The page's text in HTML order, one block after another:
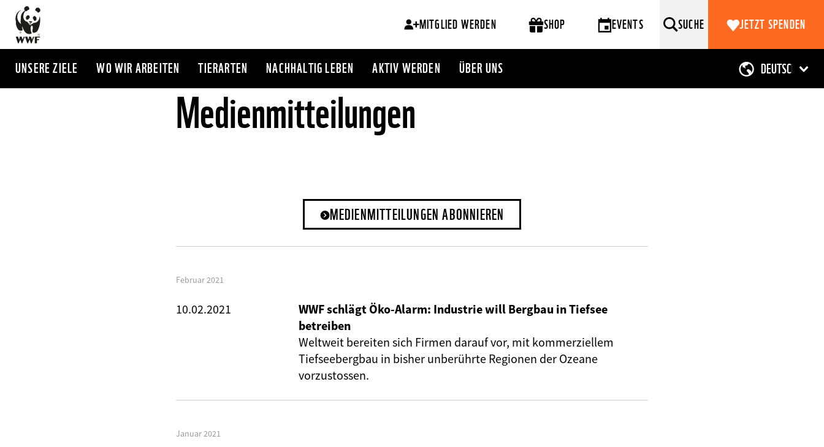
Direkt
zum
Inhalt
MITGLIED WERDEN SHOP EVENTS SUCHE JETZT SPENDEN
UNSERE ZIELE WO WIR ARBEITEN TIERARTEN NACHHALTIG LEBEN AKTIV WERDEN ÜBER UNS
Medienmitteilungen
MEDIENMITTEILUNGEN ABONNIEREN
Februar 2021
10.02.2021
WWF schlägt Öko-Alarm: Industrie will Bergbau in Tiefsee
betreiben
Weltweit bereiten sich Firmen darauf vor, mit kommerziellem
Tiefseebergbau in bisher unberührte Regionen der Ozeane
vorzustossen.
Januar 2021